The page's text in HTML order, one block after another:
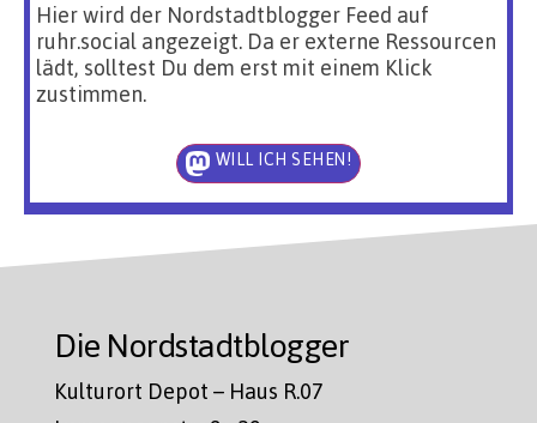
Hier wird der Nordstadtblogger Feed auf
ruhr.social angezeigt. Da er externe Ressourcen
lädt, solltest Du dem erst mit einem Klick
zustimmen.
WILL ICH SEHEN!
Die Nordstadtblogger
Kulturort Depot – Haus R.07